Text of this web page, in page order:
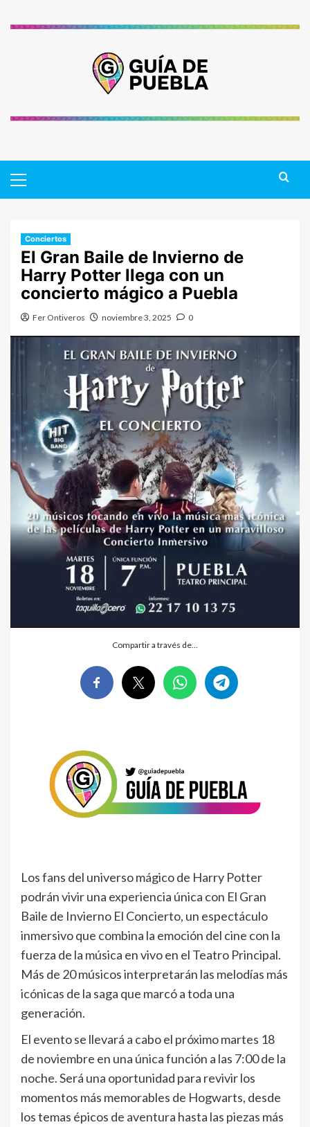
Menu
Conciertos
El Gran Baile de Invierno de
Harry Potter llega con un
concierto mágico a Puebla
Fer Ontiveros noviembre 3, 2025 0
Compartir a través de…
Los fans del universo mágico de Harry Potter
podrán vivir una experiencia única con El Gran
Baile de Invierno El Concierto, un espectáculo
inmersivo que combina la emoción del cine con la
fuerza de la música en vivo en el Teatro Principal.
Más de 20 músicos interpretarán las melodías más
icónicas de la saga que marcó a toda una
generación.
El evento se llevará a cabo el próximo martes 18
de noviembre en una única función a las 7:00 de la
noche. Será una oportunidad para revivir los
momentos más memorables de Hogwarts, desde
los temas épicos de aventura hasta las piezas más